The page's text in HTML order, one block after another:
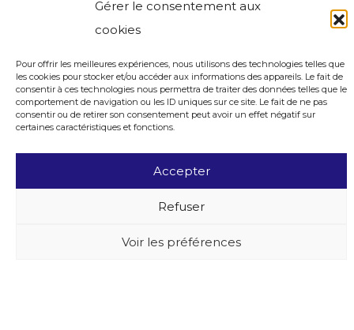
Gérer le consentement aux
cookies
Pour offrir les meilleures expériences, nous utilisons des technologies telles que
les cookies pour stocker et/ou accéder aux informations des appareils. Le fait de
consentir à ces technologies nous permettra de traiter des données telles que le
comportement de navigation ou les ID uniques sur ce site. Le fait de ne pas
consentir ou de retirer son consentement peut avoir un effet négatif sur
certaines caractéristiques et fonctions.
Accepter
Refuser
Voir les préférences